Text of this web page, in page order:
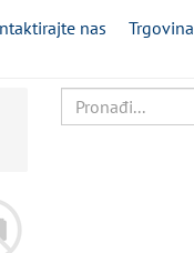
nas Trgovina